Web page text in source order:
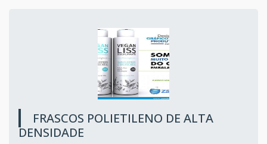
FRASCOS POLIETILENO DE ALTA
DENSIDADE